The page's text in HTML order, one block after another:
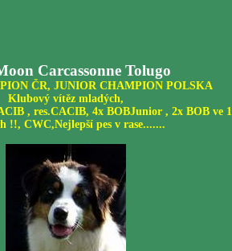
Carcassonne Tolugo
ČR, JUNIOR CHAMPION POLSKA
Klubový vítěz mladých,
, res.CACIB, 4x BOBJunior , 2x BOB ve
!!, CWC,Nejlepší pes v rase.......